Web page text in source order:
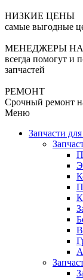
НИЗКИЕ ЦЕНЫ
самые выгодные
МЕНЕДЖЕРЫ НА
всегда помогут и
запчастей
РЕМОНТ
Срочный ремонт
Меню
Запчасти